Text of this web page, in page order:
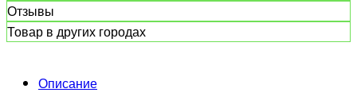
Отзывы
Товар в других городах
Описание